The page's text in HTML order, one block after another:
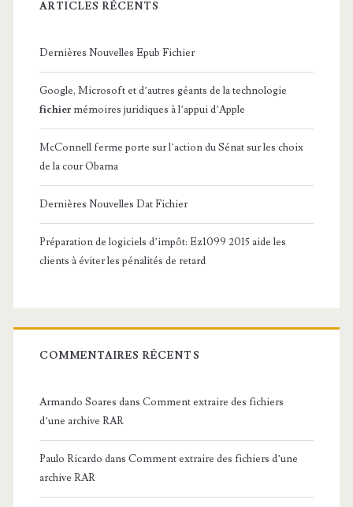
ARTICLES RÉCENTS
Dernières Nouvelles Epub Fichier
Google, Microsoft et d’autres géants de la technologie
fichier mémoires juridiques à l’appui d’Apple
McConnell ferme porte sur l’action du Sénat sur les choix
de la cour Obama
Dernières Nouvelles Dat Fichier
Préparation de logiciels d’impôt: Ez1099 2015 aide les
clients à éviter les pénalités de retard
COMMENTAIRES RÉCENTS
Armando Soares dans Comment extraire des fichiers
d’une archive RAR
Paulo Ricardo dans Comment extraire des fichiers d’une
archive RAR